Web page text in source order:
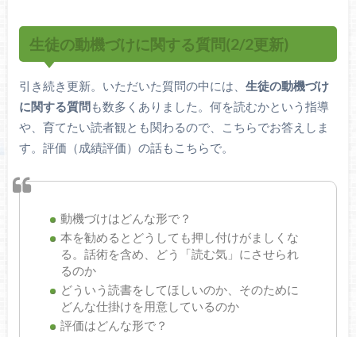
生徒の動機づけに関する質問(2/2更新)
引き続き更新。いただいた質問の中には、 生徒の動機づけ
に関する質問も数多くありました。何を読むかという指導
や、育てたい読者観とも関わるので、こちらでお答えしま
す。評価（成績評価）の話もこちらで。
動機づけはどんな形で？
本を勧めるとどうしても押し付けがましくな
る。話術を含め、どう「読む気」にさせられ
るのか
どういう読書をしてほしいのか、そのために
どんな仕掛けを用意しているのか
評価はどんな形で？